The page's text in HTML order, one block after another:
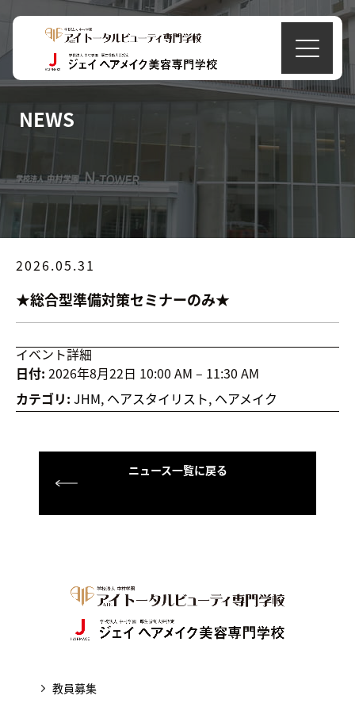
NEWS
2026.05.31
★総合型準備対策セミナーのみ★
イベント詳細
日付: 2026年8月22日 10:00 AM – 11:30 AM
カテゴリ: JHM, ヘアスタイリスト, ヘアメイク
ニュース一覧に戻る
教員募集